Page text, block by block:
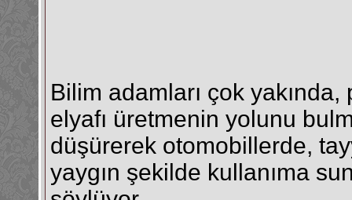
Bilim adamları çok
elyafı üretmenin yolunu
düşürerek otomobillerde,
yaygın şekilde kullanıma